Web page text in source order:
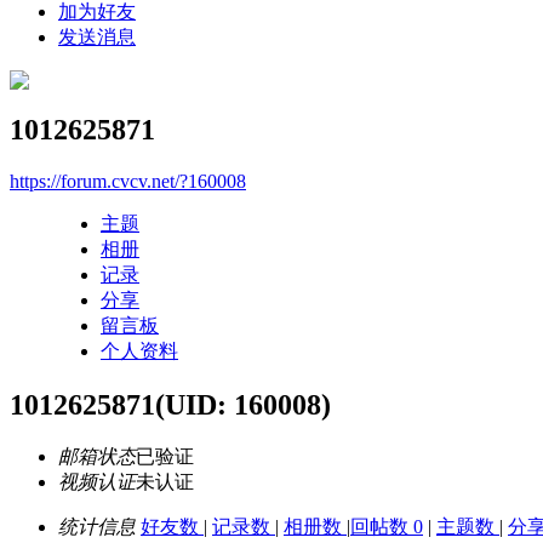
加为好友
发送消息
1012625871
https://forum.cvcv.net/?160008
主题
相册
记录
分享
留言板
个人资料
1012625871(UID: 160008)
邮箱状态已验证
视频认证未认证
统计信息 好友数 | 记录数 | 相册数 |回帖数 0 | 主题数 | 分